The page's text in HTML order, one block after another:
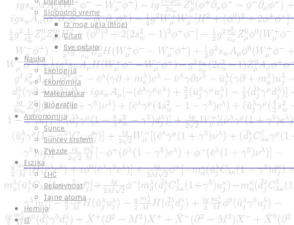
Slobodno vreme
Iz mog ugla (blog)
Citati
Sve ostalo
Nauka
Ekologija
Ekonomija
Matematika
Biografije
Astronomija
Sunce
Sunčev sistem
Zvezde
Fizika
LHC
Relativnost
Tajne atoma
Hemija
IT